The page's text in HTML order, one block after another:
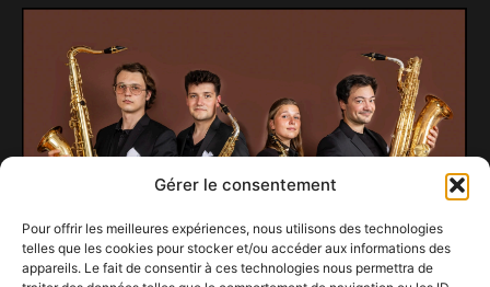
Gérer le consentement
Pour offrir les meilleures expériences, nous utilisons des technologies
telles que les cookies pour stocker et/ou accéder aux informations des
appareils. Le fait de consentir à ces technologies nous permettra de